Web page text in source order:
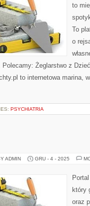
to
To
o
Polecamy: Żeglarstwo z
to internetowa marina,
PSYCHIATRIA
ADMIN GRU - 4 - 2025
który
oraz